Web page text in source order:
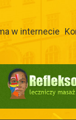
w internecie